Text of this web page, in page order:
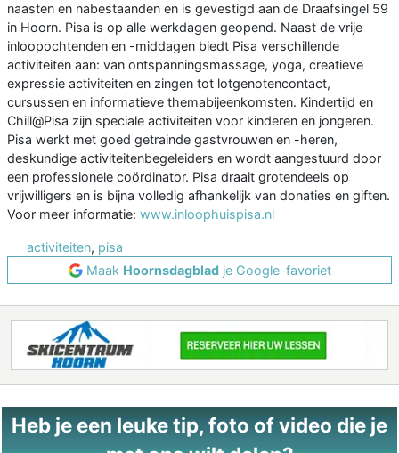
naasten en nabestaanden en is gevestigd aan de Draafsingel 59
in Hoorn. Pisa is op alle werkdagen geopend. Naast de vrije
inloopochtenden en -middagen biedt Pisa verschillende
activiteiten aan: van ontspanningsmassage, yoga, creatieve
expressie activiteiten en zingen tot lotgenotencontact,
cursussen en informatieve themabijeenkomsten. Kindertijd en
Chill@Pisa zijn speciale activiteiten voor kinderen en jongeren.
Pisa werkt met goed getrainde gastvrouwen en -heren,
deskundige activiteitenbegeleiders en wordt aangestuurd door
een professionele coördinator. Pisa draait grotendeels op
vrijwilligers en is bijna volledig afhankelijk van donaties en giften.
Voor meer informatie: www.inloophuispisa.nl
activiteiten, pisa
Maak Hoornsdagbladje Google-favoriet
Heb je een leuke tip, foto of video die je